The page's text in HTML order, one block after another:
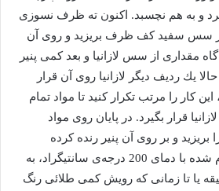
و به هم نچسبد. اكنون ته ظرف نسوزی
سس سفید كف ظرف بریزید و روی آن
مقداری از سس لازانیا و بعد كمی پنیر
یك ردیف دیگر لازانیا روی آن قرار
كار را مرتب تكرار كنید تا مواد تمام
قرار بگیرد. در پایان روی مواد
و بر روی آن پنیر رنده كرده
بپاشید و در فر(تاون) گرم شده با دمای 200 درجه‌ی سانتیگراد، به
تقریبی 30 تا 45 دقیقه یا تا زمانی كه رویش كمی طلائی رنگ